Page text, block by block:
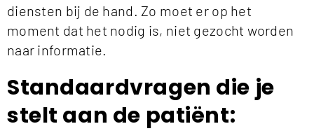
diensten bij de hand. Zo moet er op het
moment dat het nodig is, niet gezocht worden
naar informatie.
Standaardvragen die je
stelt aan de patiënt: